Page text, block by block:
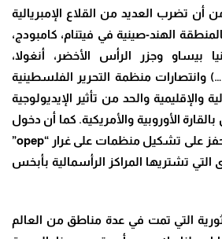
أن تضرب العديد من القلاع الإمبريالية
الهند-صينية في فيتنام، كامبودج،
بيساو وجزر الرأس الأخضر، أنغولا،
وانتصارات منظمة التحرير الفلسطينية
والإقليمية والحد من تأثير الإيديولوجية
الأوروبية والأمريكية. كما أن دخول
حفز على تشكيل منظمات على غرار “opep”
التي تشتريها المراكز الرأسمالية بأبخس
التي تمت في عدة مناطق من العالم